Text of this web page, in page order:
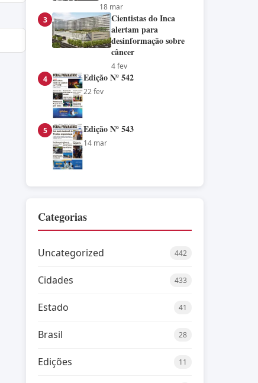
18 mar
3
Cientistas do Inca
alertam para
desinformação sobre
câncer
4 fev
4
Edição Nº 542
22 fev
5 Edição Nº 543
14 mar
Categorias
Uncategorized 442
Cidades 433
Estado 41
Brasil 28
Edições 11